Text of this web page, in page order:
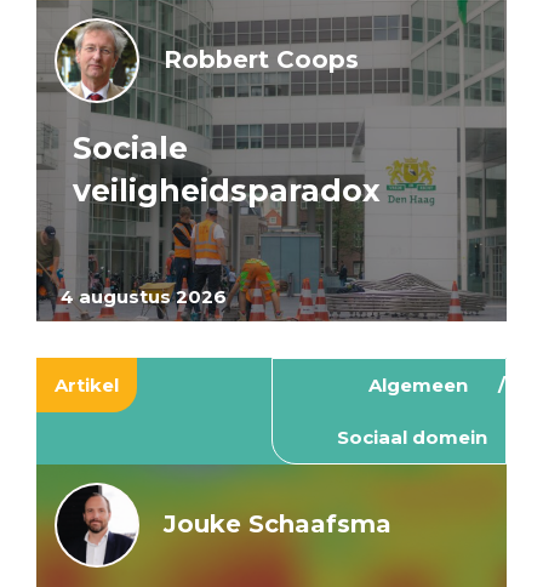
4 augustus 2026
Robbert Coops
Sociale
veiligheidsparadox
Artikel Algemeen
Sociaal domein
Jouke Schaafsma